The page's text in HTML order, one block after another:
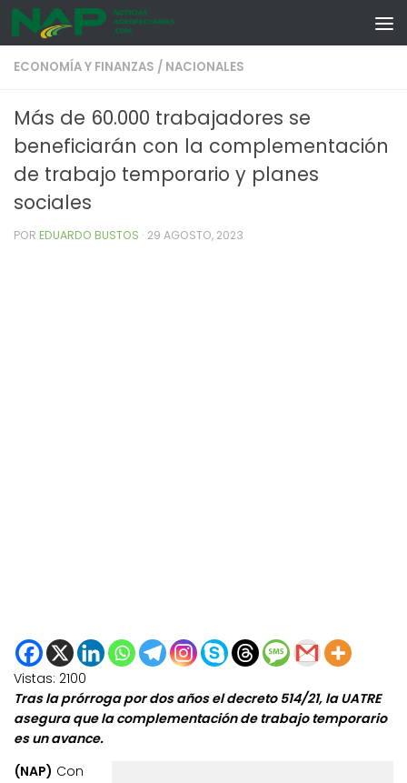
Skip to content
ECONOMÍA Y FINANZAS / NACIONALES
Más de 60.000 trabajadores se
beneficiarán con la complementación
de trabajo temporario y planes
sociales
POR EDUARDO BUSTOS · 29 AGOSTO, 2023
Vistas: 2100
Tras la prórroga por dos años el decreto 514/21, la UATRE
asegura que la complementación de trabajo temporario
es un avance.
(NAP) Con